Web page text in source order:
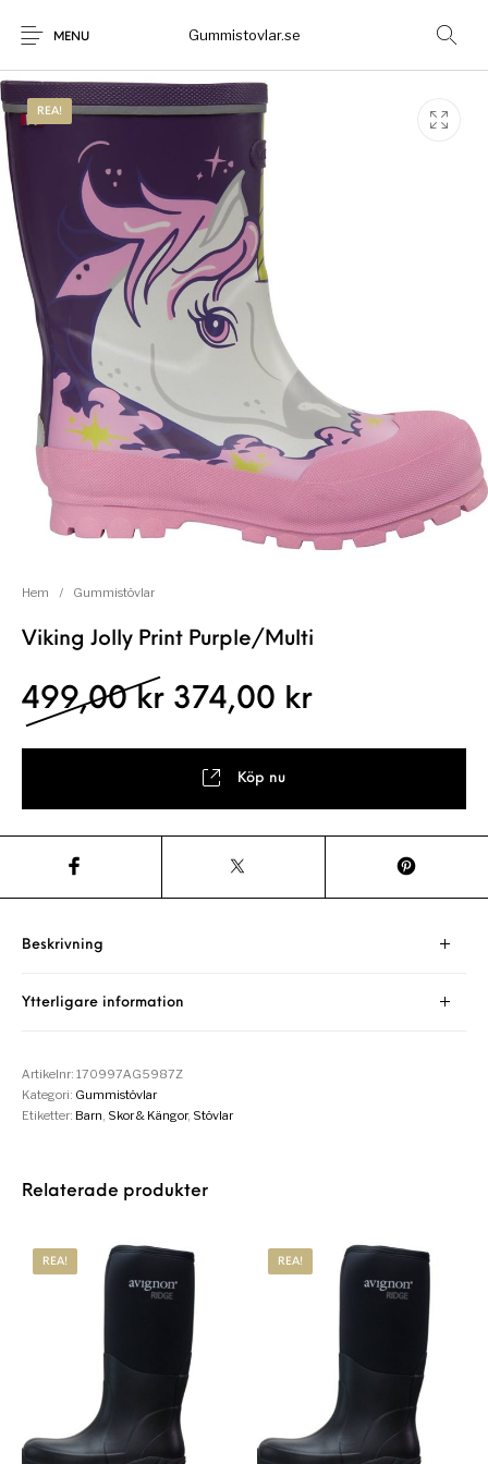
MENU Gummistovlar.se
Nyheter
Gummistövlar
REA!
Hem / Gummistövlar
Viking Jolly Print Purple/Multi
499,00 kr Det ursprungliga
374,00 krDet
Köp nu
Beskrivning
Ytterligare information
Artikelnr:170997AG5987Z
Kategori: Gummistövlar
Etiketter: Barn Skor & Kängor, Stövlar
Relaterade produkter
REA! REA!